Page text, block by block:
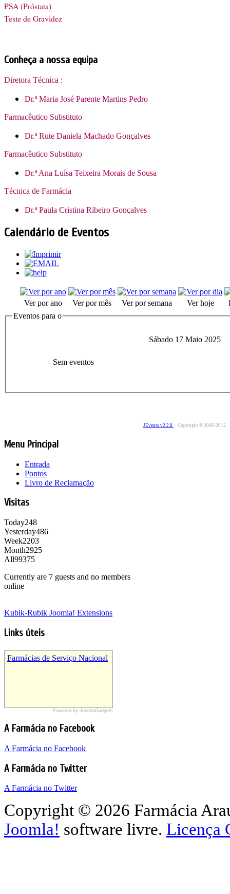
PSA (Próstata)
Teste de Gravidez
Conheça a nossa equipa
Diretora Técnica :
Dr.ª Maria José Parente Martins Pedro
Farmacêutico Substituto
Dr.ª Rute Daniela Machado Gonçalves
Farmacêutico Substituto
Dr.ª Ana Luísa Teixeira Morais de Sousa
Técnica de Farmácia
Dr.ª Paula Cristina Ribeiro Gonçalves
Calendário de Eventos
Ver por ano Ver por mês Ver por semana Ver hoje
Eventos para o
Sábado 17 Maio 2025
Sem eventos
JEvents v2.2.8 Copyright © 2006-2012
Menu Principal
Entrada
Pontos
Livro de Reclamação
Visitas
Today248
Yesterday486
Week2203
Month2925
All99375
Currently are 7 guests and no members
online
Kubik-Rubik Joomla! Extensions
Links úteis
Sites Farmácia Araújo
Farmácia Araújo Wordpress
Farmácia Araújo Google Sites
Farmácias de Serviço Nacional
Powered by JoomlaGadgets
A Farmácia no Facebook
A Farmácia no Facebook
A Farmácia no Twitter
A Farmácia no Twitter
Copyright © 2026 Farmácia
Joomla! software livre. Licença